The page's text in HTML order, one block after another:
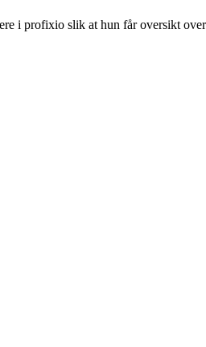
i profixio slik at hun får oversikt